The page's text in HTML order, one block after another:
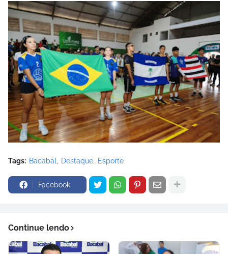
Tags: Bacabal Destaque Esporte
Facebook
Continue lendo